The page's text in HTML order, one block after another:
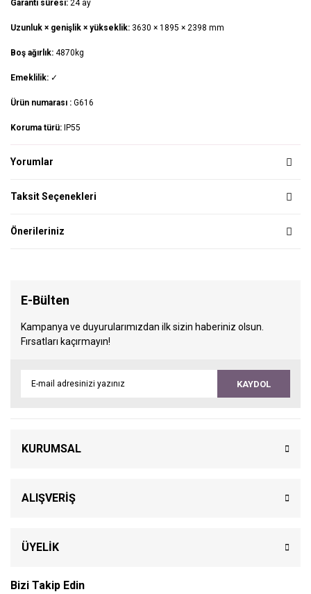
Garanti süresi: 24 ay
Uzunluk × genişlik × yükseklik: 3630 × 1895 × 2398 mm
Boş ağırlık: 4870kg
Emeklilik: ✓
Ürün numarası : G616
Koruma türü: IP55
Yorumlar
Taksit Seçenekleri
Önerileriniz
E-Bülten
Kampanya ve duyurularımızdan ilk sizin haberiniz olsun.
Fırsatları kaçırmayın!
KAYDOL
KURUMSAL
ALIŞVERİŞ
ÜYELİK
Bizi Takip Edin